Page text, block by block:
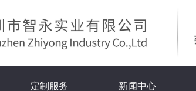
定制服务 新闻中心